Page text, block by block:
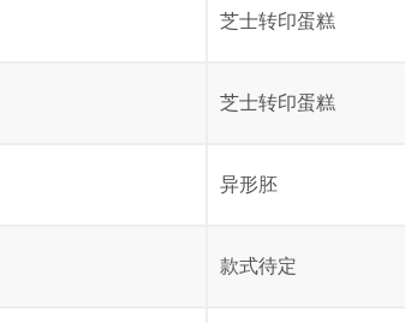
芝士转印蛋糕
芝士转印蛋糕
异形胚
款式待定